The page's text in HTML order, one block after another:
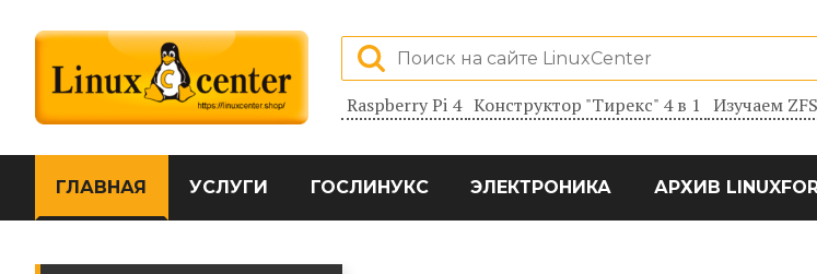
Raspberry Pi 4 Конструктор "Тирекс" 4 в 1 Изучаем ZFS
ГЛАВНАЯ УСЛУГИ ГОСЛИНУКС ЭЛЕКТРОНИКА АРХИВ